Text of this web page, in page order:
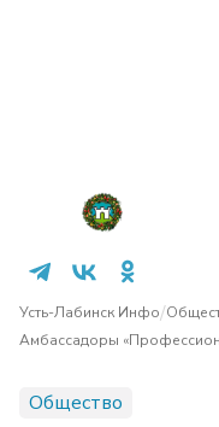
Усть-Лабинск Инфо/
Амбассадоры
Общество